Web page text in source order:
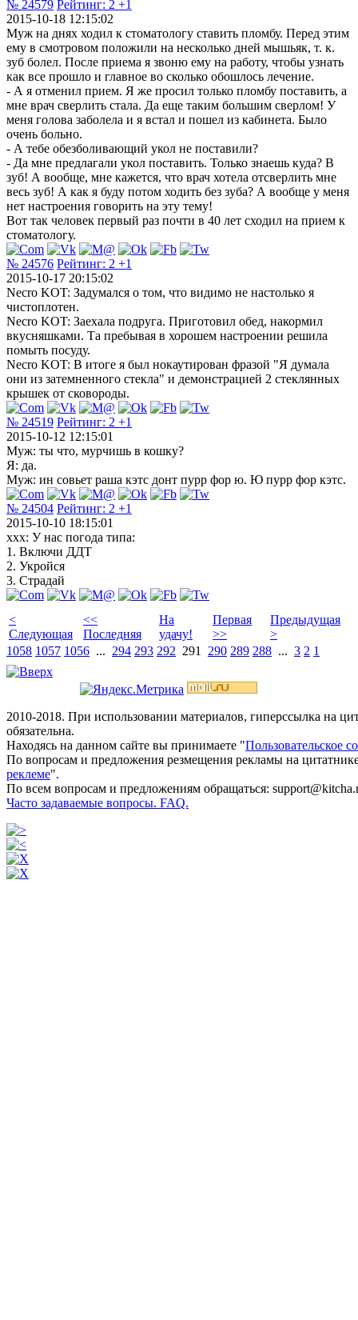
№ 24579 Рейтинг: 2 +1
2015-10-18 12:15:02
Муж на днях ходил к стоматологу ставить пломбу. Перед этим
ему в смотровом положили на несколько дней мышьяк, т. к.
зуб болел. После приема я звоню ему на работу, чтобы узнать
как все прошло и главное во сколько обошлось лечение.
- А я отменил прием. Я же просил только пломбу поставить, а
мне врач сверлить стала. Да еще таким большим сверлом! У
меня голова заболела и я встал и пошел из кабинета. Было
очень больно.
- А тебе обезболивающий укол не поставили?
- Да мне предлагали укол поставить. Только знаешь куда? В
зуб! А вообще, мне кажется, что врач хотела отсверлить мне
весь зуб! А как я буду потом ходить без зуба? А вообще у меня
нет настроения говорить на эту тему!
Вот так человек первый раз почти в 40 лет сходил на прием к
стоматологу.
№ 24576 Рейтинг: 2 +1
2015-10-17 20:15:02
Necro KOT: Задумался о том, что видимо не настолько я
чистоплотен.
Necro KOT: Заехала подруга. Приготовил обед, накормил
вкусняшками. Та пребывая в хорошем настроении решила
помыть посуду.
Necro KOT: В итоге я был нокаутирован фразой "Я думала
они из затемненного стекла" и демонстрацией 2 стеклянных
крышек от сковороды.
№ 24519 Рейтинг: 2 +1
2015-10-12 12:15:01
Муж: ты что, мурчишь в кошку?
Я: да.
Муж: ин совьет раша кэтс донт пурр фор ю. Ю пурр фор кэтс.
№ 24504 Рейтинг: 2 +1
2015-10-10 18:15:01
xxx: У нас погода типа:
1. Включи ДДТ
2. Укройся
3. Страдай
<
Следующая
<<
Последняя
На
удачу!
Первая
>>
Предыдущая
>
1058 1057 1056 ... 294 293 292 291 290 289 288 ... 3 2 1
2010-2018. При использовании материалов, гиперссылка на
обязательна.
Находясь на данном сайте вы принимаете "Пользовательское
По вопросам и предложения резмещения рекламы на
реклеме".
По всем вопросам и предложениям обращаться:
Часто задаваемые вопросы. FAQ.